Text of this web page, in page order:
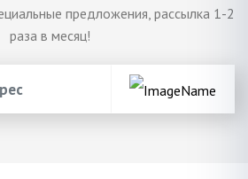
предложения, рассылка 1-2
раза в месяц!